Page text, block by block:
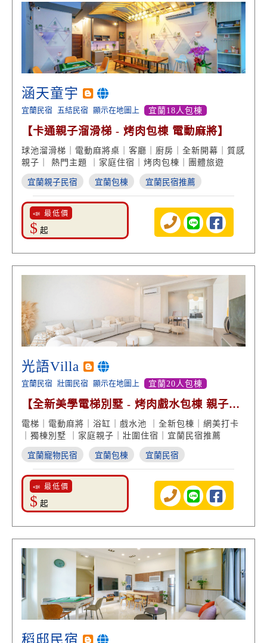
涵天童宇
宜蘭民宿 五結民宿 顯示在地圖上 宜蘭18人包棟
【卡通親子溜滑梯 - 烤肉包棟 電動麻將】
球池溜滑梯｜電動麻將桌｜客廳｜廚房｜全新開幕｜質感
親子｜ 熱門主題 ｜家庭住宿｜烤肉包棟｜團體旅遊
宜蘭親子民宿 宜蘭包棟 宜蘭民宿推薦
📣 最低價
$ 起
光語Villa
宜蘭民宿 壯圍民宿 顯示在地圖上 宜蘭20人包棟
【全新美學電梯別墅 - 烤肉戲水包棟 親子遊
戲 泡澡賞景】
電梯｜電動麻將｜浴缸｜戲水池 ｜全新包棟｜網美打卡
｜獨棟別墅 ｜家庭親子｜壯圍住宿｜宜蘭民宿推薦
宜蘭寵物民宿 宜蘭包棟 宜蘭民宿
📣 最低價
$ 起
稻邸民宿